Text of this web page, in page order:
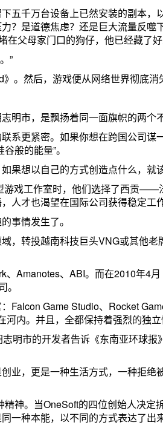
五千万台设备上已然安装的副本，
？是道德焦虑？还是巨大流量反噬
父母家门口的狗仔，他已经藏了好
”
。然后，游戏便从网络世界彻底消
明市，是飘扬着同一面旗帜的两个
系更紧密。如果你想在跨国公司谋
般的能量”。
果想以自己的方式创造点什么，就
游戏工作室时，他们选择了西贡——
人才也渴望在国际公司获得稳定工作
事情发生了。
，转投越南科技巨头VNG或其他
Amanotes、ABI。而在2010年4
Falcon Game Studio、Rocket
内。并且，全都保持着强烈的独立
明市的开发者告诉《东南亚环球报
业，更是一种生活方式，一种拒绝
神。当OneSoft的四位创始人决定
一种本能，以不同的方式表达了出来